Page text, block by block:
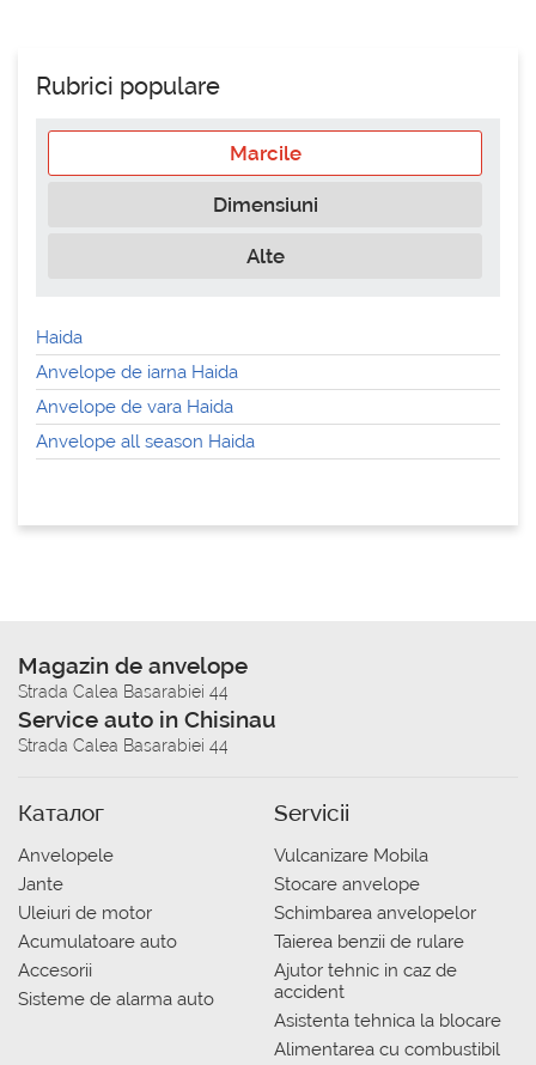
Rubrici populare
Marcile
Dimensiuni
Alte
Haida
Anvelope de iarna Haida
Anvelope de vara Haida
Anvelope all season Haida
Magazin de anvelope
Strada Calea Basarabiei 44
Service auto in Chisinau
Strada Calea Basarabiei 44
Каталог
Anvelopele
Jante
Uleiuri de motor
Acumulatoare auto
Accesorii
Sisteme de alarma auto
Servicii
Vulcanizare Mobila
Stocare anvelope
Schimbarea anvelopelor
Taierea benzii de rulare
Ajutor tehnic in caz de
accident
Asistenta tehnica la blocare
Alimentarea cu combustibil